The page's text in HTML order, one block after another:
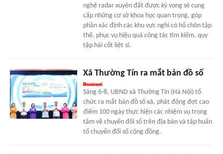
nghệ radar xuyên đất được kỳ vọng sẽ cung
cấp những cơ sở khoa học quan trọng, góp
phần xác định các khu vực nghi có hố chôn tập
thể, phục vụ hiệu quả công tác tìm kiếm, quy
tập hài cốt liệt sĩ.
Xã Thường Tín ra mắt bản đồ số
Sáng 6-8, UBND xã Thường Tín (Hà Nội) tổ
chức ra mắt bản đồ số xã, phát động đợt cao
điểm 100 ngày thực hiện các nhiệm vụ trọng
tâm về chuyển đổi số trên địa bàn và tập huấn
tổ chuyển đổi số cộng đồng.